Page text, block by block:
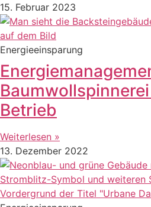
15. Februar 2023
Energieeinsparung
Betrieb
Weiterlesen »
13. Dezember 2022